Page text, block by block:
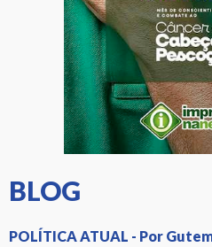
BLOG
POLÍTICA ATUAL - Por